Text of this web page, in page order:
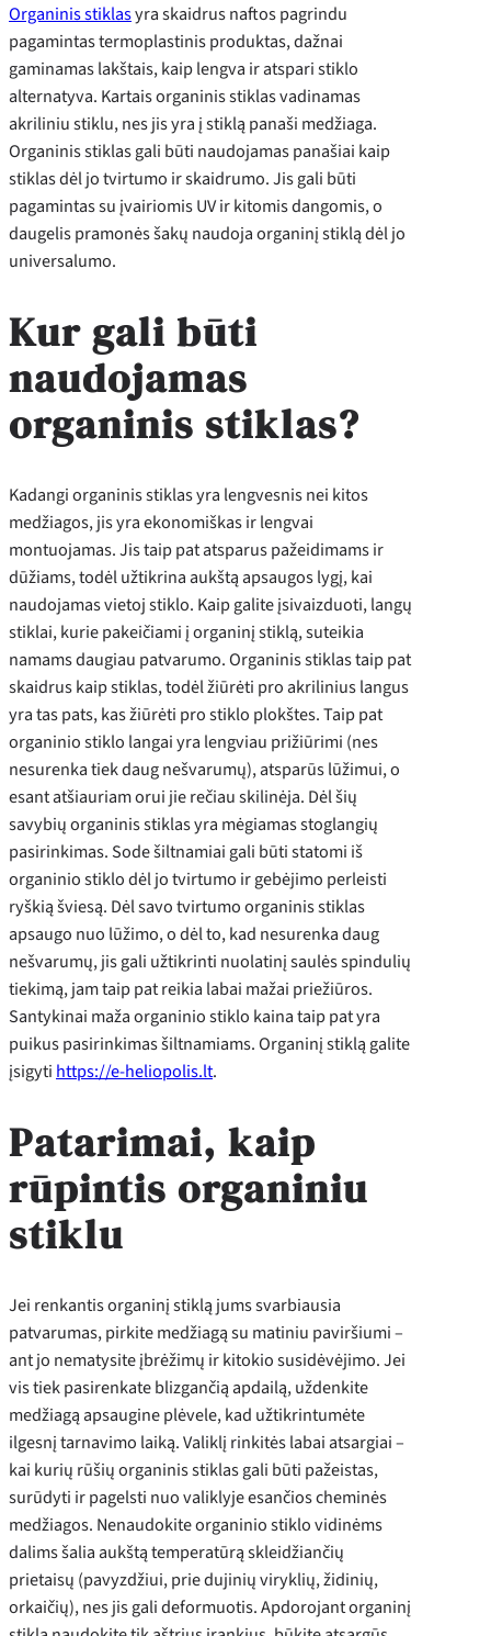
Organinis stiklasyra skaidrus naftos pagrindu
pagamintas termoplastinis produktas, dažnai
gaminamas lakštais, kaip lengva ir atspari stiklo
alternatyva. Kartais organinis stiklas vadinamas
akriliniu stiklu, nes jis yra į stiklą panaši medžiaga.
Organinis stiklas gali būti naudojamas panašiai kaip
stiklas dėl jo tvirtumo ir skaidrumo. Jis gali būti
pagamintas su įvairiomis UV ir kitomis dangomis, o
daugelis pramonės šakų naudoja organinį stiklą dėl jo
universalumo.
Kur gali būti
naudojamas
organinis stiklas?
Kadangi organinis stiklas yra lengvesnis nei kitos
medžiagos, jis yra ekonomiškas ir lengvai
montuojamas. Jis taip pat atsparus pažeidimams ir
dūžiams, todėl užtikrina aukštą apsaugos lygį, kai
naudojamas vietoj stiklo. Kaip galite įsivaizduoti, langų
stiklai, kurie pakeičiami į organinį stiklą, suteikia
namams daugiau patvarumo. Organinis stiklas taip pat
skaidrus kaip stiklas, todėl žiūrėti pro akrilinius langus
yra tas pats, kas žiūrėti pro stiklo plokštes. Taip pat
organinio stiklo langai yra lengviau prižiūrimi (nes
nesurenka tiek daug nešvarumų), atsparūs lūžimui, o
esant atšiauriam orui jie rečiau skilinėja. Dėl šių
savybių organinis stiklas yra mėgiamas stoglangių
pasirinkimas. Sode šiltnamiai gali būti statomi iš
organinio stiklo dėl jo tvirtumo ir gebėjimo perleisti
ryškią šviesą. Dėl savo tvirtumo organinis stiklas
apsaugo nuo lūžimo, o dėl to, kad nesurenka daug
nešvarumų, jis gali užtikrinti nuolatinį saulės spindulių
tiekimą, jam taip pat reikia labai mažai priežiūros.
Santykinai maža organinio stiklo kaina taip pat yra
puikus pasirinkimas šiltnamiams. Organinį stiklą galite
įsigyti https://e-heliopolis.lt.
Patarimai, kaip
rūpintis organiniu
stiklu
Jei renkantis organinį stiklą jums svarbiausia
patvarumas, pirkite medžiagą su matiniu paviršiumi –
ant jo nematysite įbrėžimų ir kitokio susidėvėjimo. Jei
vis tiek pasirenkate blizgančią apdailą, uždenkite
medžiagą apsaugine plėvele, kad užtikrintumėte
ilgesnį tarnavimo laiką. Valiklį rinkitės labai atsargiai –
kai kurių rūšių organinis stiklas gali būti pažeistas,
surūdyti ir pagelsti nuo valiklyje esančios cheminės
medžiagos. Nenaudokite organinio stiklo vidinėms
dalims šalia aukštą temperatūrą skleidžiančių
prietaisų (pavyzdžiui, prie dujinių viryklių, židinių,
orkaičių), nes jis gali deformuotis. Apdorojant organinį